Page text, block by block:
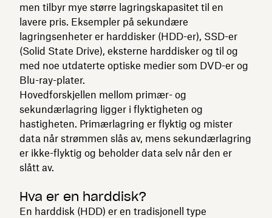
men tilbyr mye større lagringskapasitet til en
lavere pris. Eksempler på sekundære
lagringsenheter er harddisker (HDD-er), SSD-er
(Solid State Drive), eksterne harddisker og til og
med noe utdaterte optiske medier som DVD-er og
Blu-ray-plater.
Hovedforskjellen mellom primær- og
sekundærlagring ligger i flyktigheten og
hastigheten. Primærlagring er flyktig og mister
data når strømmen slås av, mens sekundærlagring
er ikke-flyktig og beholder data selv når den er
slått av.
Hva er en harddisk?
En harddisk (HDD) er en tradisjonell type